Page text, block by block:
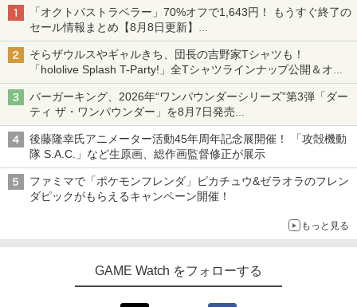
「オクトパストラベラー」70%オフで1,643円！ もうすぐ終了の
セール情報まとめ【8月8日更新】
ニンテンドーeショップでは「大神 絶景版」が67%オフで990円
そらザウルスやギャルきち、団長の吉野家Tシャツも！
「hololive Splash T-Party!」全Tシャツラインナップ公開＆オン
ライン販売開始
バーガーキング、2026年“ワンパウンダーシリーズ”第3弾「ダー
ティ ザ・ワンパウンダー」を8月7日発売
「特製ガーリックマヨソース」を使用した超大型チーズバーガー
後藤隆幸氏アニメーター活動45年周年記念展開催！ 「攻殻機動
隊 S.A.C.」など生原画、総作画監督修正が展示
ファミマで「ポケモンフレンダ」ピカチュウ&ゼラオラのフレン
ダピックがもらえるキャンペーン開催！
もっと見る
GAME Watch をフォローする